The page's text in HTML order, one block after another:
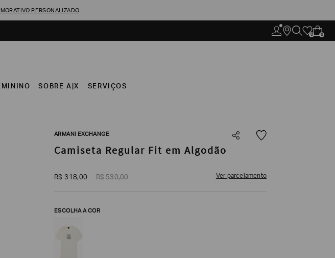
PERSONALIZADO
0 0
SOBRE A|X SERVIÇOS
ARMANI EXCHANGE
Camiseta Regular Fit em Algodão
R$ 318,00 R$ 530,00 Ver parcelamento
ESCOLHA A COR